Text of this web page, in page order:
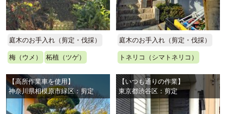
庭木のお手入れ（剪定・伐採）
梅（ウメ） 柘植（ツゲ）
庭木のお手入れ（剪定・伐採）
トネリコ（シマトネリコ）
【高所作業車を使用】
神奈川県相模原市緑区：剪定
【いつも通りの作業】
東京都渋谷区：剪定